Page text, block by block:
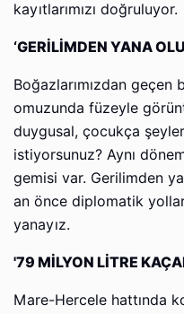
kayıtlarımızı doğruluyor.
‘GERİLİMDEN YANA
Boğazlarımızdan
omuzunda füzeyle
duygusal, çocukça
istiyorsunuz? Aynı
gemisi var. Gerilimden
an önce diplomatik
yanayız.
'79 MİLYON LİTRE
Mare-Hercele hattında